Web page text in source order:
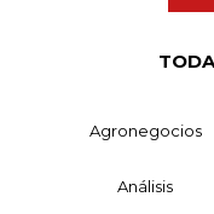
Agronegocios
Análisis